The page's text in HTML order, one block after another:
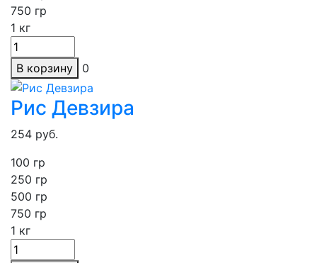
750 гр
1 кг
В корзину 0
Рис Девзира
254 руб.
100 гр
250 гр
500 гр
750 гр
1 кг